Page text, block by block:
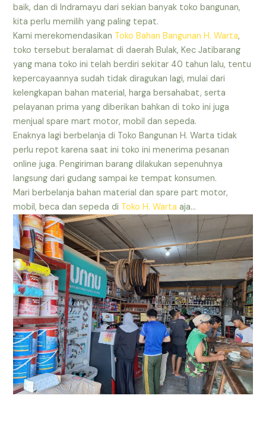
baik, dan di Indramayu dari sekian banyak toko bangunan,
kita perlu memilih yang paling tepat.
Kami merekomendasikan Toko Bahan Bangunan H. Warta,
toko tersebut beralamat di daerah Bulak, Kec Jatibarang
yang mana toko ini telah berdiri sekitar 40 tahun lalu, tentu
kepercayaannya sudah tidak diragukan lagi, mulai dari
kelengkapan bahan material, harga bersahabat, serta
pelayanan prima yang diberikan bahkan di toko ini juga
menjual spare mart motor, mobil dan sepeda.
Enaknya lagi berbelanja di Toko Bangunan H. Warta tidak
perlu repot karena saat ini toko ini menerima pesanan
online juga. Pengiriman barang dilakukan sepenuhnya
langsung dari gudang sampai ke tempat konsumen.
Mari berbelanja bahan material dan spare part motor,
mobil, beca dan sepeda di Toko H. Warta aja…